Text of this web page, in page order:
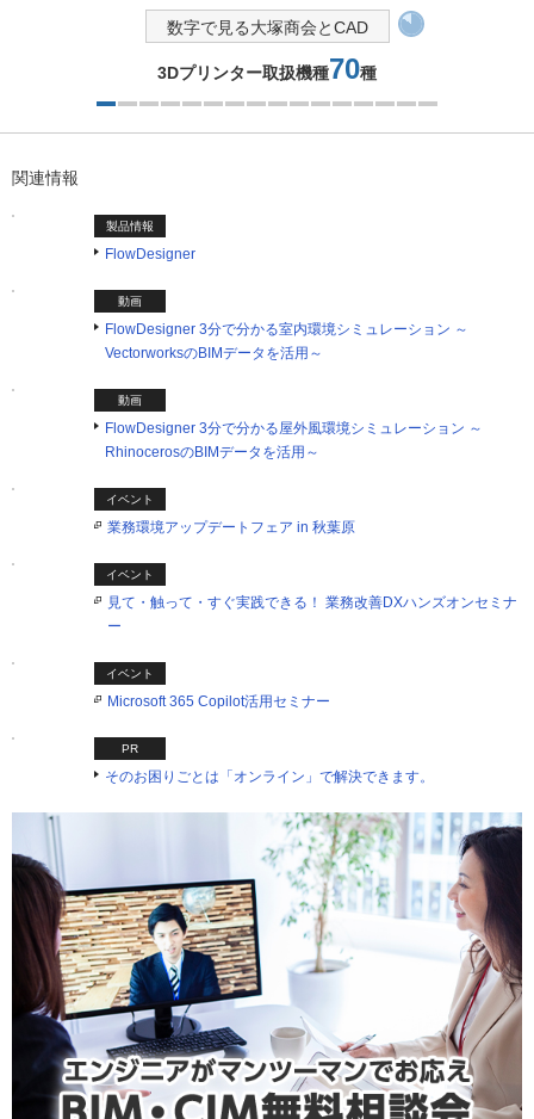
数字で見る大塚商会とCAD
3Dプリンター取扱機種70種
関連情報
製品情報
FlowDesigner
動画
FlowDesigner 3分で分かる室内環境シミュレーション ～
VectorworksのBIMデータを活用～
動画
FlowDesigner 3分で分かる屋外風環境シミュレーション ～
RhinocerosのBIMデータを活用～
イベント
業務環境アップデートフェア in 秋葉原
イベント
見て・触って・すぐ実践できる！ 業務改善DXハンズオンセミナ
ー
イベント
Microsoft 365 Copilot活用セミナー
PR
そのお困りごとは「オンライン」で解決できます。